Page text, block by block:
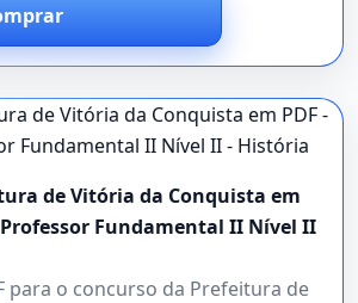
de Vitória da Conquista em
Professor Fundamental II Nível II
para o concurso da Prefeitura de